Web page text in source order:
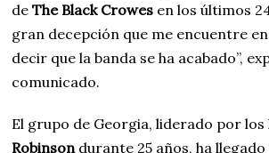
deThe Black Crowes en los últimos
gran decepción que me encuentre
decir que la banda se ha acabado”,
comunicado.
El grupo de Georgia, liderado por los
Robinson durante 25 años, ha